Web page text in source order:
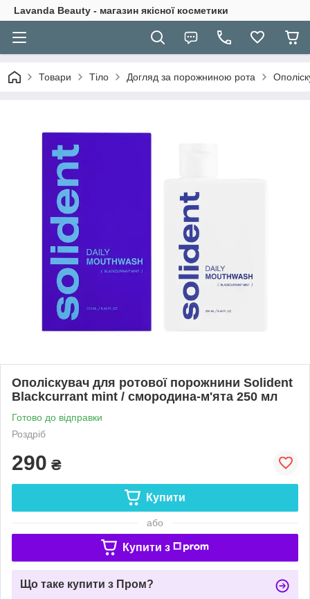
Lavanda Beauty - магазин якісної косметики
Товари Тіло Догляд за порожниною рота
Ополіскувач для ротової порожнини Solident
Blackcurrant mint / смородина-м'ята 250 мл
Готово до відправки
Роздріб
290 ₴
Купити
або
Купити з
Що таке купити з Пром?